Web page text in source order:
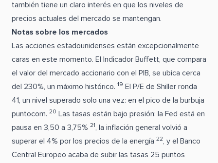
también tiene un claro interés en que los niveles de
precios actuales del mercado se mantengan.
Notas sobre los mercados
Las acciones estadounidenses están excepcionalmente
caras en este momento. El Indicador Buffett, que compara
el valor del mercado accionario con el PIB, se ubica cerca
del 230%, un máximo histórico. 19 El P/E de Shiller ronda
41, un nivel superado solo una vez: en el pico de la burbuja
puntocom. 20 Las tasas están bajo presión: la Fed está en
pausa en 3,50 a 3,75% 21
, la inflación general volvió a
superar el 4% por los precios de la energía 22
, y el Banco
Central Europeo acaba de subir las tasas 25 puntos